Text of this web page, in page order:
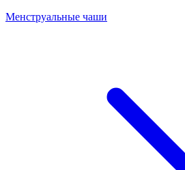
Менструальные чаши